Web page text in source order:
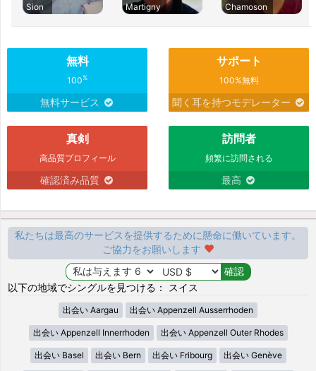
Sion
Martigny
Chamoson
無料
100%
無料サービス
サポート
100%無料
聞く耳を持つモデレーター
真剣
高品質プロフィール
確認済み品質
訪問者
頻繁に訪問される
最高
私たちは最高のサービスを提供するために懸命に働いています。
ご協力をお願いします
以下の地域でシングルを見つける： スイス
出会い Aargau 出会い Appenzell Ausserrhoden
出会い Appenzell Innerrhoden 出会い Appenzell Outer Rhodes
出会い Basel 出会い Bern 出会い Fribourg 出会い Genève